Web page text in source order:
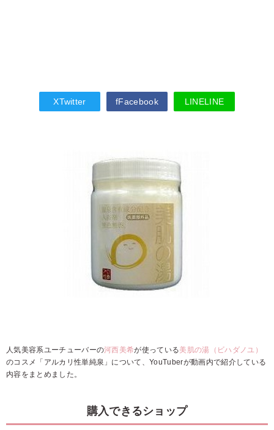
XTwitter fFacebook LINELINE
人気美容系ユーチューバーの河西美希が使っている美肌の湯（ビハダノユ）
のコスメ「アルカリ性単純泉」について、YouTuberが動画内で紹介している
内容をまとめました。
購入できるショップ